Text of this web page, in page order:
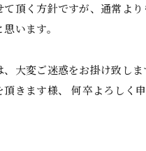
て頂く方針ですが、通常よ
います。
大変ご迷惑をお掛け致しま
頂きます様、 何卒よろしく